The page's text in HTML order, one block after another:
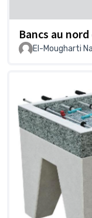
Bancs au
El-Mougharti